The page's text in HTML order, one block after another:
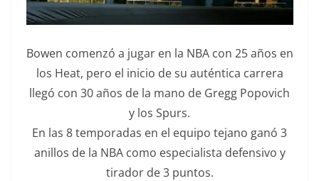
Bowen comenzó a jugar en la NBA con 25 años en
los Heat, pero el inicio de su auténtica carrera
llegó con 30 años de la mano de Gregg Popovich
y los Spurs.
En las 8 temporadas en el equipo tejano ganó 3
anillos de la NBA como especialista defensivo y
tirador de 3 puntos.